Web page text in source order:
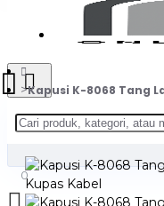
0
Kapusi K-8068 Tang